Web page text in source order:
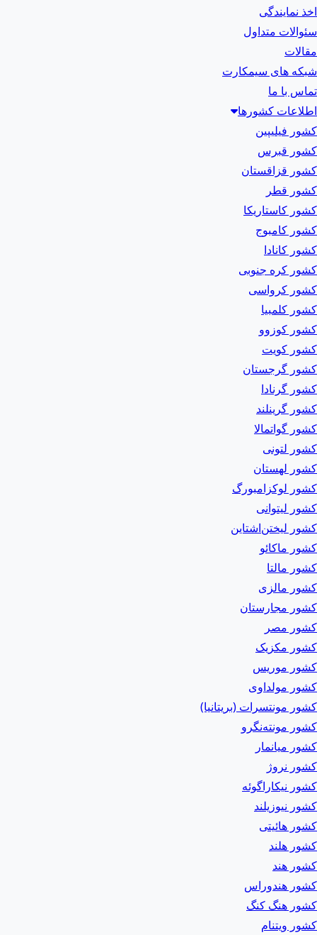
اخذ نمایندگی
سئوالات متداول
مقالات
شبکه های سیمکارت
تماس با ما
اطلاعات کشورها
کشور فیلیپین
کشور قبرس
کشور قزاقستان
کشور قطر
کشور کاستاریکا
کشور کامبوج
کشور کانادا
کشور کره جنوبی
کشور کرواسی
کشور کلمبیا
کشور کوزوو
کشور کویت
کشور گرجستان
کشور گرنادا
کشور گرینلند
کشور گواتمالا
کشور لتونی
کشور لهستان
کشور لوکزامبورگ
کشور لیتوانی
کشور لیختن‌اشتاین
کشور ماکائو
کشور مالتا
کشور مالزی
کشور مجارستان
کشور مصر
کشور مکزیک
کشور موریس
کشور مولداوی
کشور مونتسرات (بریتانیا)
کشور مونته‌نگرو
کشور میانمار
کشور نروژ
کشور نیکاراگوئه
کشور نیوزیلند
کشور هائیتی
کشور هلند
کشور هند
کشور هندوراس
کشور هنگ کنگ
کشور ویتنام